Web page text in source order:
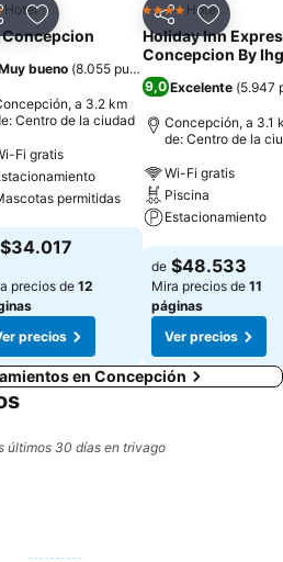
Agregar a favoritos
Hotel
bueno (8.055 puntuaciones
a 3.2 km
Centro de la ciudad
Fi gratis
permitidas
precios
$34.017
precios de 12
precios
CompartirAgregar
4 EstrellasHotel
Holiday Inn
Concepcion By Ihg
9,0 Excelente (5.947
Concepción, a 3.1
de: Centro de la
Wi-Fi gratis
Piscina
Estacionamiento
Ver precios
de $48.533
Mira precios de 11
páginas
Ver precios
en Concepción
últimos 30 días en trivago